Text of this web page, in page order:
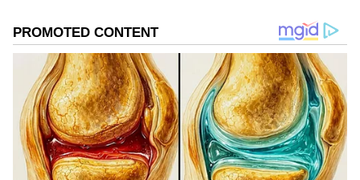
DOWNLOAD APP
RECOMMENDED STORIES